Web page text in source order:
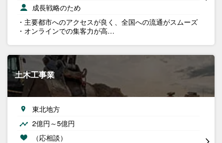
成長戦略のため
・主要都市へのアクセスが良く、全国への流通がスムーズ
・オンラインでの集客力が高…
土木工事業
東北地方
2億円～5億円
（応相談）